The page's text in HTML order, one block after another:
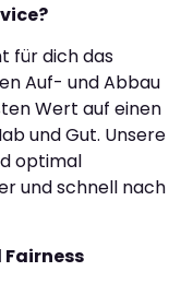
für dich das
Auf- und Abbau
Wert auf einen
und Gut. Unsere
optimal
und schnell nach